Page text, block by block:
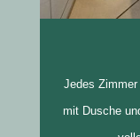
Jedes
mit Dusche